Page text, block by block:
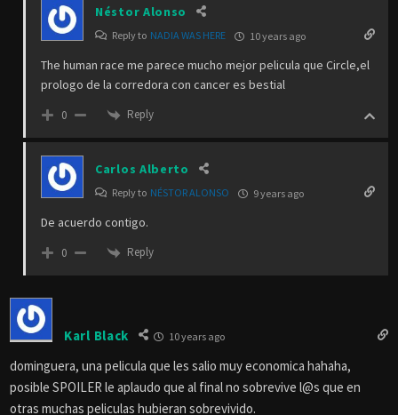
Néstor Alonso
Reply to NADIA WAS HERE 10 years ago
The human race me parece mucho mejor pelicula que Circle,el
prologo de la corredora con cancer es bestial
0 Reply
Carlos Alberto
Reply to NÉSTOR ALONSO 9 years ago
De acuerdo contigo.
0 Reply
Karl Black 10 years ago
dominguera, una pelicula que les salio muy economica hahaha,
posible SPOILER le aplaudo que al final no sobrevive l@s que en
otras muchas peliculas hubieran sobrevivido.